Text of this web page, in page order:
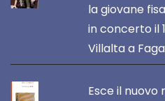
la giovane
in concerto il
Villalta a
Esce il nuovo